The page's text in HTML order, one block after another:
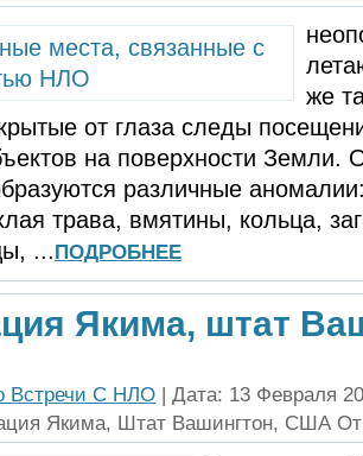
же
от глаза следы
на поверхности Земли.
различные
тра­ва, вмятины, кольца,
...ПОДРОБНЕЕ
Якима, штат
Встречи С НЛО | Дата: 13 Февраля
Якима, Штат Вашингтон, США